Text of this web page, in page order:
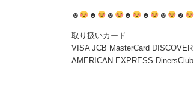
☻ ☻ ☻ ☻ ☻ ☻ ☻
取り扱いカード
VISA JCB MasterCard DISCOVER
AMERICAN EXPRESS DinersClub